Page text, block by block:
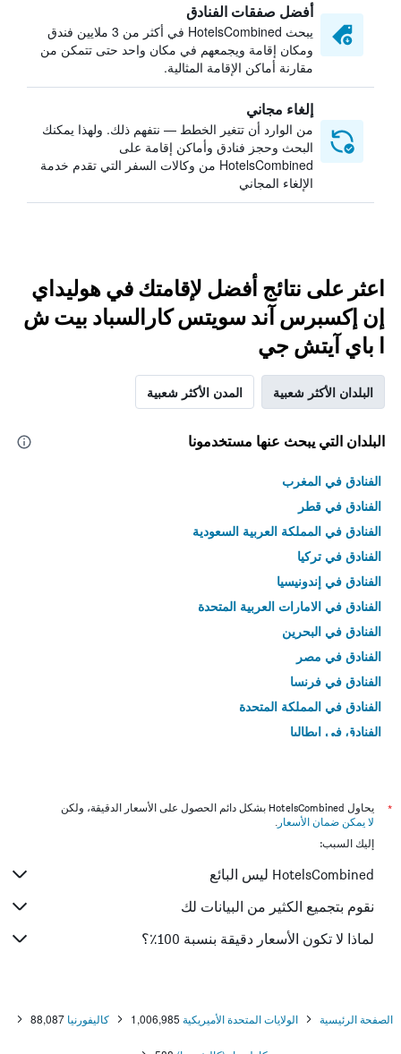
أفضل صفقات الفنادق
يبحث HotelsCombined في أكثر من 3 ملايين فندق
ومكان إقامة ويجمعهم في مكان واحد حتى تتمكن من
مقارنة أماكن الإقامة المثالية.
إلغاء مجاني
من الوارد أن تتغير الخطط — نتفهم ذلك. ولهذا يمكنك
البحث وحجز فنادق وأماكن إقامة على
HotelsCombined من وكالات السفر التي تقدم خدمة
الإلغاء المجاني
اعثر على نتائج أفضل لإقامتك في هوليداي
إن إكسبرس آند سويتس كارالسباد بيت ش
ا باي آيتش جي
البلدان الأكثر شعبية المدن الأكثر شعبية
البلدان التي يبحث عنها مستخدمونا
الفنادق في المغرب
الفنادق في قطر
الفنادق في المملكة العربية السعودية
الفنادق في تركيا
الفنادق في إندونيسيا
الفنادق في الامارات العربية المتحدة
الفنادق في البحرين
الفنادق في مصر
الفنادق في فرنسا
الفنادق في المملكة المتحدة
الفنادق في إيطاليا
*
يحاول HotelsCombined بشكل دائم الحصول على الأسعار الدقيقة، ولكن
لا يمكن ضمان الأسعار .
إليك السبب:
HotelsCombined ليس البائع
نقوم بتجميع الكثير من البيانات لك
لماذا لا تكون الأسعار دقيقة بنسبة 100٪؟
الصفحة الرئيسية الولايات المتحدة الأميريكية 1,006,985 كاليفورنيا 88,087